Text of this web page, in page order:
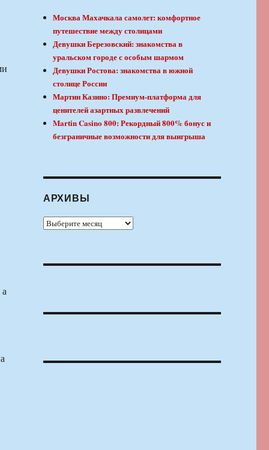
Москва Махачкала самолет: комфортное
путешествие между столицами
Девушки Березовский: знакомства в
уральском городе с особым шармом
Девушки Ростова: знакомства в южной
столице России
Мартин Казино: Премиум-платформа для
ценителей азартных развлечений
Martin Casino 800: Рекордный 800% бонус и
безграничные возможности для выигрыша
АРХИВЫ
Архивы